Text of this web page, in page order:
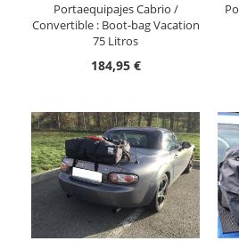
Portaequipajes Cabrio /
Convertible : Boot-bag Vacation
75 Litros
184,95 €